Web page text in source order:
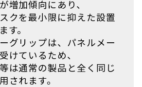
増加傾向にあり、
クを最小限に抑えた設置
す。
グリップは、パネルメー
けているため、
は通常の製品と全く同じ
されます。